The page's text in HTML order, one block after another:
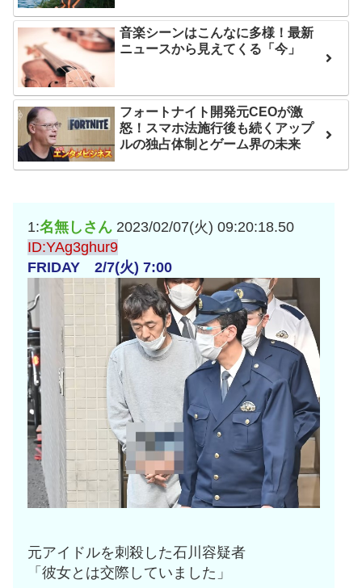
Powered by livedoor 相
互RSS
音楽シーンはこんなに多様！最新
ニュースから見えてくる「今」
フォートナイト開発元CEOが激
怒！スマホ法施行後も続くアップ
ルの独占体制とゲーム界の未来
1:名無しさん 2023/02/07(火) 09:20:18.50
ID:YAg3ghur9
FRIDAY 2/7(火) 7:00
元アイドルを刺殺した石川容疑者
「彼女とは交際していました」